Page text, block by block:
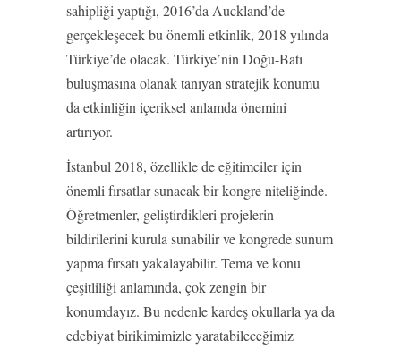
sahipliği yaptığı, 2016’da Auckland’de
gerçekleşecek bu önemli etkinlik, 2018 yılında
Türkiye’de olacak. Türkiye’nin Doğu-Batı
buluşmasına olanak tanıyan stratejik konumu
da etkinliğin içeriksel anlamda önemini
artırıyor.
İstanbul 2018, özellikle de eğitimciler için
önemli fırsatlar sunacak bir kongre niteliğinde.
Öğretmenler, geliştirdikleri projelerin
bildirilerini kurula sunabilir ve kongrede sunum
yapma fırsatı yakalayabilir. Tema ve konu
çeşitliliği anlamında, çok zengin bir
konumdayız. Bu nedenle kardeş okullarla ya da
edebiyat birikimimizle yaratabileceğimiz